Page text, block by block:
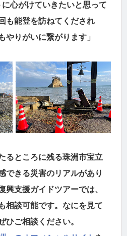
心がけていきたいと思って
も能登を訪ねてくだされ
やりがいに繋がります」
るところに残る珠洲市宝立
できる災害のリアルがあり
興支援ガイドツアーでは、
相談可能です。なにを見て
ひご相談ください。